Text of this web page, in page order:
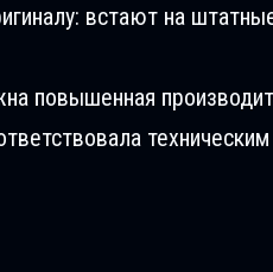
встают на
повышенная